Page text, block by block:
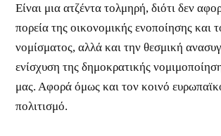
Είναι μια ατζέντα τολμηρή, διότι δεν
πορεία της οικονομικής ενοποίησης και
νομίσματος, αλλά και την θεσμική
ενίσχυση της δημοκρατικής
μας. Αφορά όμως και τον κοινό
πολιτισμό.